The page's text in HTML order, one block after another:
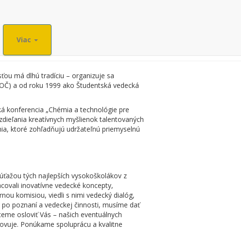
Viac
má dlhú tradíciu – organizuje sa
a od roku 1999 ako Študentská vedecká
konferencia „Chémia a technológie pre
kreatívnych myšlienok talentovaných
ktoré zohľadňujú udržateľnú priemyselnú
tých najlepších vysokoškolákov z
inovatívne vedecké koncepty,
komisiou, viedli s nimi vedecký dialóg,
poznaní a vedeckej činnosti, musíme dať
osloviť Vás – našich eventuálnych
Ponúkame spoluprácu a kvalitne